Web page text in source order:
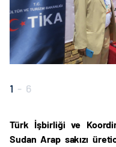
1 - 6
Türk İşbirliği ve
Sudan Arap sakızı